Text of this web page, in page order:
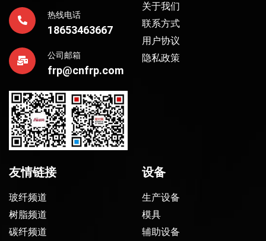
热线电话
18653463667
公司邮箱
frp@cnfrp.com
关于我们
联系方式
用户协议
隐私政策
友情链接
玻纤频道
树脂频道
碳纤频道
设备
生产设备
模具
辅助设备